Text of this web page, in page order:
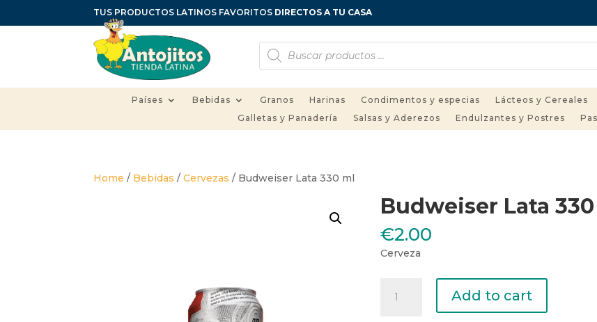
TUS PRODUCTOS LATINOS FAVORITOS DIRECTOS A TU CASA
Búsqueda
de
productos
Países Bebidas Granos Harinas Condimentos y especias Lácteos y Cereales
Galletas y Panadería
Salsas y Aderezos Endulzantes y Postres
Home / Bebidas /Cervezas / Budweiser Lata 330 ml
Budweiser Lata
€2.00
Cerveza
Lata
Add to cart